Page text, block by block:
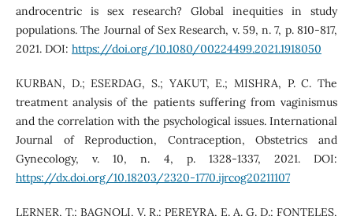
androcentric is sex research? Global inequities in study
populations. The Journal of Sex Research, v. 59, n. 7, p. 810-817,
2021. DOI: https://doi.org/10.1080/00224499.2021.1918050
KURBAN, D.; ESERDAG, S.; YAKUT, E.; MISHRA, P. C. The
treatment analysis of the patients suffering from vaginismus
and the correlation with the psychological issues. International
Journal of Reproduction, Contraception, Obstetrics and
Gynecology, v. 10, n. 4, p. 1328-1337, 2021. DOI:
https://dx.doi.org/10.18203/2320-1770.ijrcog20211107
LERNER, T.; BAGNOLI, V. R.; PEREYRA, E. A. G. D.; FONTELES,